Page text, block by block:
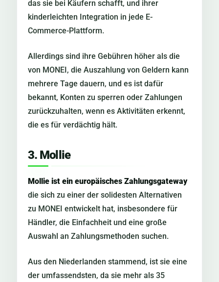
das sie bei Käufern schafft, und ihrer
kinderleichten Integration in jede E-
Commerce-Plattform.
Allerdings sind ihre Gebühren höher als die
von MONEI, die Auszahlung von Geldern kann
mehrere Tage dauern, und es ist dafür
bekannt, Konten zu sperren oder Zahlungen
zurückzuhalten, wenn es Aktivitäten erkennt,
die es für verdächtig hält.
3. Mollie
Mollie ist ein europäisches Zahlungsgateway
die sich zu einer der solidesten Alternativen
zu MONEI entwickelt hat, insbesondere für
Händler, die Einfachheit und eine große
Auswahl an Zahlungsmethoden suchen.
Aus den Niederlanden stammend, ist sie eine
der umfassendsten, da sie mehr als 35